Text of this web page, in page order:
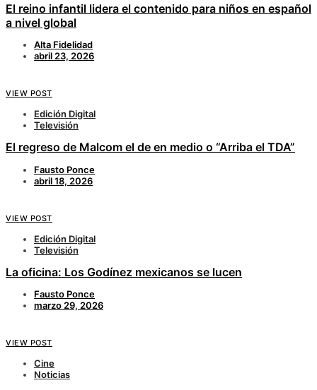
El reino infantil lidera el contenido para niños en español
a nivel global
Alta Fidelidad
abril 23, 2026
VIEW POST
Edición Digital
Televisión
El regreso de Malcom el de en medio o “Arriba el TDA”
Fausto Ponce
abril 18, 2026
VIEW POST
Edición Digital
Televisión
La oficina: Los Godínez mexicanos se lucen
Fausto Ponce
marzo 29, 2026
VIEW POST
Cine
Noticias